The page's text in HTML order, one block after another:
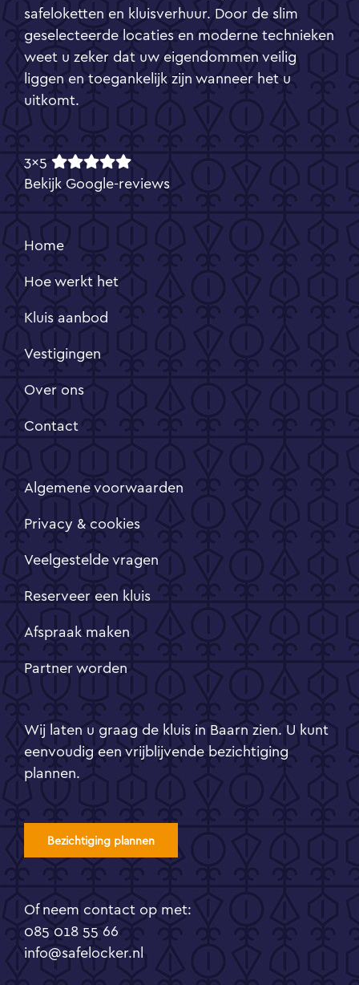
safeloketten en kluisverhuur. Door de slim
geselecteerde locaties en moderne technieken
weet u zeker dat uw eigendommen veilig
liggen en toegankelijk zijn wanneer het u
uitkomt.
3x5
Bekijk Google-reviews
Home
Hoe werkt het
Kluis aanbod
Vestigingen
Over ons
Contact
Algemene voorwaarden
Privacy & cookies
Veelgestelde vragen
Reserveer een kluis
Afspraak maken
Partner worden
Wij laten u graag de kluis in Baarn zien. U kunt
eenvoudig een vrijblijvende bezichtiging
plannen.
Bezichtiging plannen
Of neem contact op met:
085 018 55 66
info@safelocker.nl